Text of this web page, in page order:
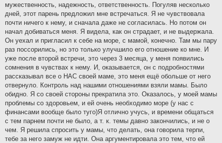
мужественность, надежность, ответственность. Погуляв несколько
дней, этот парень предложил мне встречаться. Я не чувствовала
почти ничего к нему, и сначала даже не согласилась. Но потом он
начал добиваться меня. Я видела, как он страдает, и не выдержала.
Он уехал и пригласил к себе на море, с мамой, конечно. Там мы пару
раз поссорились, но это только улучшило его отношение ко мне. И
уже после второй встречи, это через 3 месяца, у меня появились
сомнения в чувствах к нему. И, оказывается, он с подробностями
рассказывал все о НАС своей маме, это меня ещё обольше от него
отвернуло. Контроль над нашими отношениями взяли мамы. Было
обидно. Я со своей стороны прекратила это. Оказалось, у моей мамы
проблемы со здоровьем, и ей очень необходимо море (у нас с
финансами вообще было туго)Я отлично учусь, и времени общаться
с тем парнем почти не было, а т. к. темы давно закончились, и не о
чем. Я решила спросить у мамы, что делать, она говорила терпи,
тебе за него замуж не идти. Она аргументировала это тем, что ей